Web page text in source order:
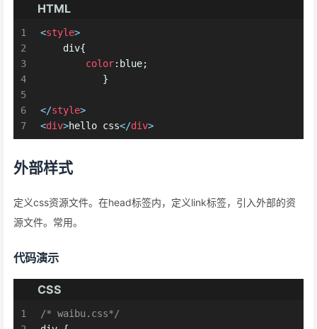
HTML
1
2
3
4
5
6
7
<style>
div{
color:blue;
	   }
</style>
<div>hello css</div>
外部样式
定义css资源文件。在head标签内，定义link标签，引入外部的资
源文件。常用。
代码演示
CSS
1
/* waibu.css*/